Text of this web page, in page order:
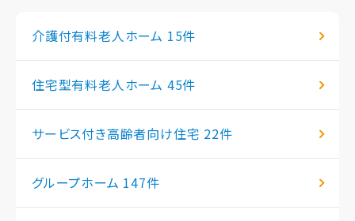
介護付有料老人ホーム 15件
住宅型有料老人ホーム 45件
サービス付き高齢者向け住宅 22件
グループホーム 147件